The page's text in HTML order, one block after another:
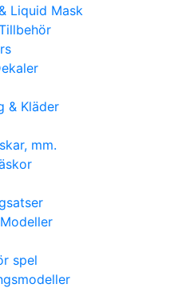
Liquid Mask
& Kläder
mm.
spel